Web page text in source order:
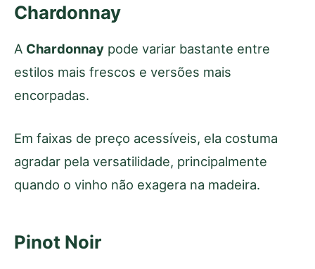
Chardonnay
A Chardonnay pode variar bastante entre
estilos mais frescos e versões mais
encorpadas.
Em faixas de preço acessíveis, ela costuma
agradar pela versatilidade, principalmente
quando o vinho não exagera na madeira.
Pinot Noir